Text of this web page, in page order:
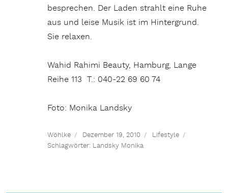
besprechen. Der Laden strahlt eine Ruhe
aus und leise Musik ist im Hintergrund.
Sie relaxen.
Wahid Rahimi Beauty, Hamburg, Lange
Reihe 113 T.: 040-22 69 60 74
Foto: Monika Landsky
Wöhlke Dezember 19, 2010
Lifestyle
Schlagwörter: Landsky Monika